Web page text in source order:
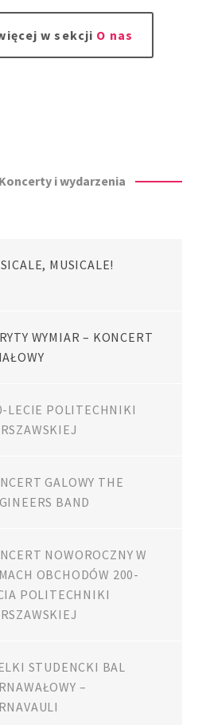
w sekcji O nas
Koncerty i wydarzenia
MUSICALE!
WYMIAR – KONCERT
LECIE POLITECHNIKI
GALOWY THE
BAND
NOWOROCZNY W
OBCHODÓW 200-
POLITECHNIKI
STUDENCKI BAL
–